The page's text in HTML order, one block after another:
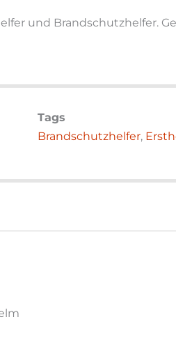
und Brandschutzhelfer.
Tags
Brandschutzhelfer,